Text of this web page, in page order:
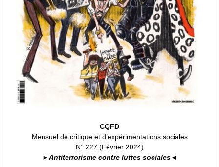
CQFD
Mensuel de critique et d’expérimentations sociales
N° 227 (Février 2024)
►Antiterrorisme contre luttes sociales◄